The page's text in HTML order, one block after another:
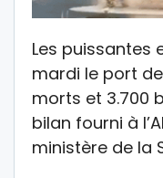
Les puissantes
mardi le port
morts et 3.700
bilan fourni à
ministère de la